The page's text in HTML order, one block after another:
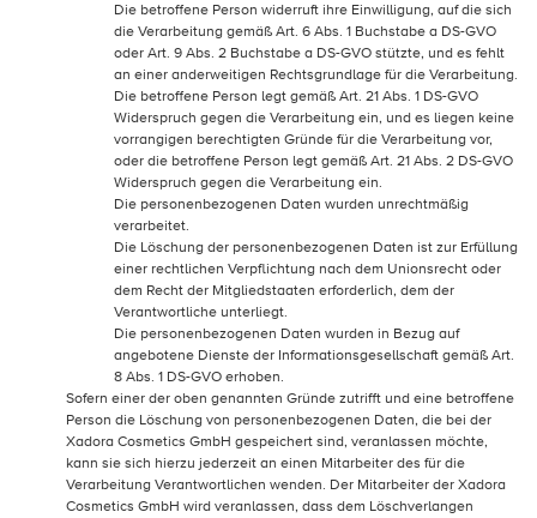
Die betroffene Person widerruft ihre Einwilligung, auf die sich
die Verarbeitung gemäß Art. 6 Abs. 1 Buchstabe a DS-GVO
oder Art. 9 Abs. 2 Buchstabe a DS-GVO stützte, und es fehlt
an einer anderweitigen Rechtsgrundlage für die Verarbeitung.
Die betroffene Person legt gemäß Art. 21 Abs. 1 DS-GVO
Widerspruch gegen die Verarbeitung ein, und es liegen keine
vorrangigen berechtigten Gründe für die Verarbeitung vor,
oder die betroffene Person legt gemäß Art. 21 Abs. 2 DS-GVO
Widerspruch gegen die Verarbeitung ein.
Die personenbezogenen Daten wurden unrechtmäßig
verarbeitet.
Die Löschung der personenbezogenen Daten ist zur Erfüllung
einer rechtlichen Verpflichtung nach dem Unionsrecht oder
dem Recht der Mitgliedstaaten erforderlich, dem der
Verantwortliche unterliegt.
Die personenbezogenen Daten wurden in Bezug auf
angebotene Dienste der Informationsgesellschaft gemäß Art.
8 Abs. 1 DS-GVO erhoben.
Sofern einer der oben genannten Gründe zutrifft und eine betroffene
Person die Löschung von personenbezogenen Daten, die bei der
Xadora Cosmetics GmbH gespeichert sind, veranlassen möchte,
kann sie sich hierzu jederzeit an einen Mitarbeiter des für die
Verarbeitung Verantwortlichen wenden. Der Mitarbeiter der Xadora
Cosmetics GmbH wird veranlassen, dass dem Löschverlangen